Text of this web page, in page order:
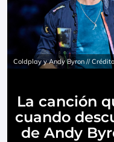
Coldplay y Andy Byron //
La canción
cuando
de Andy